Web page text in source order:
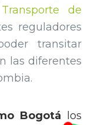
de
reguladores
transitar
las diferentes
Bogotá los